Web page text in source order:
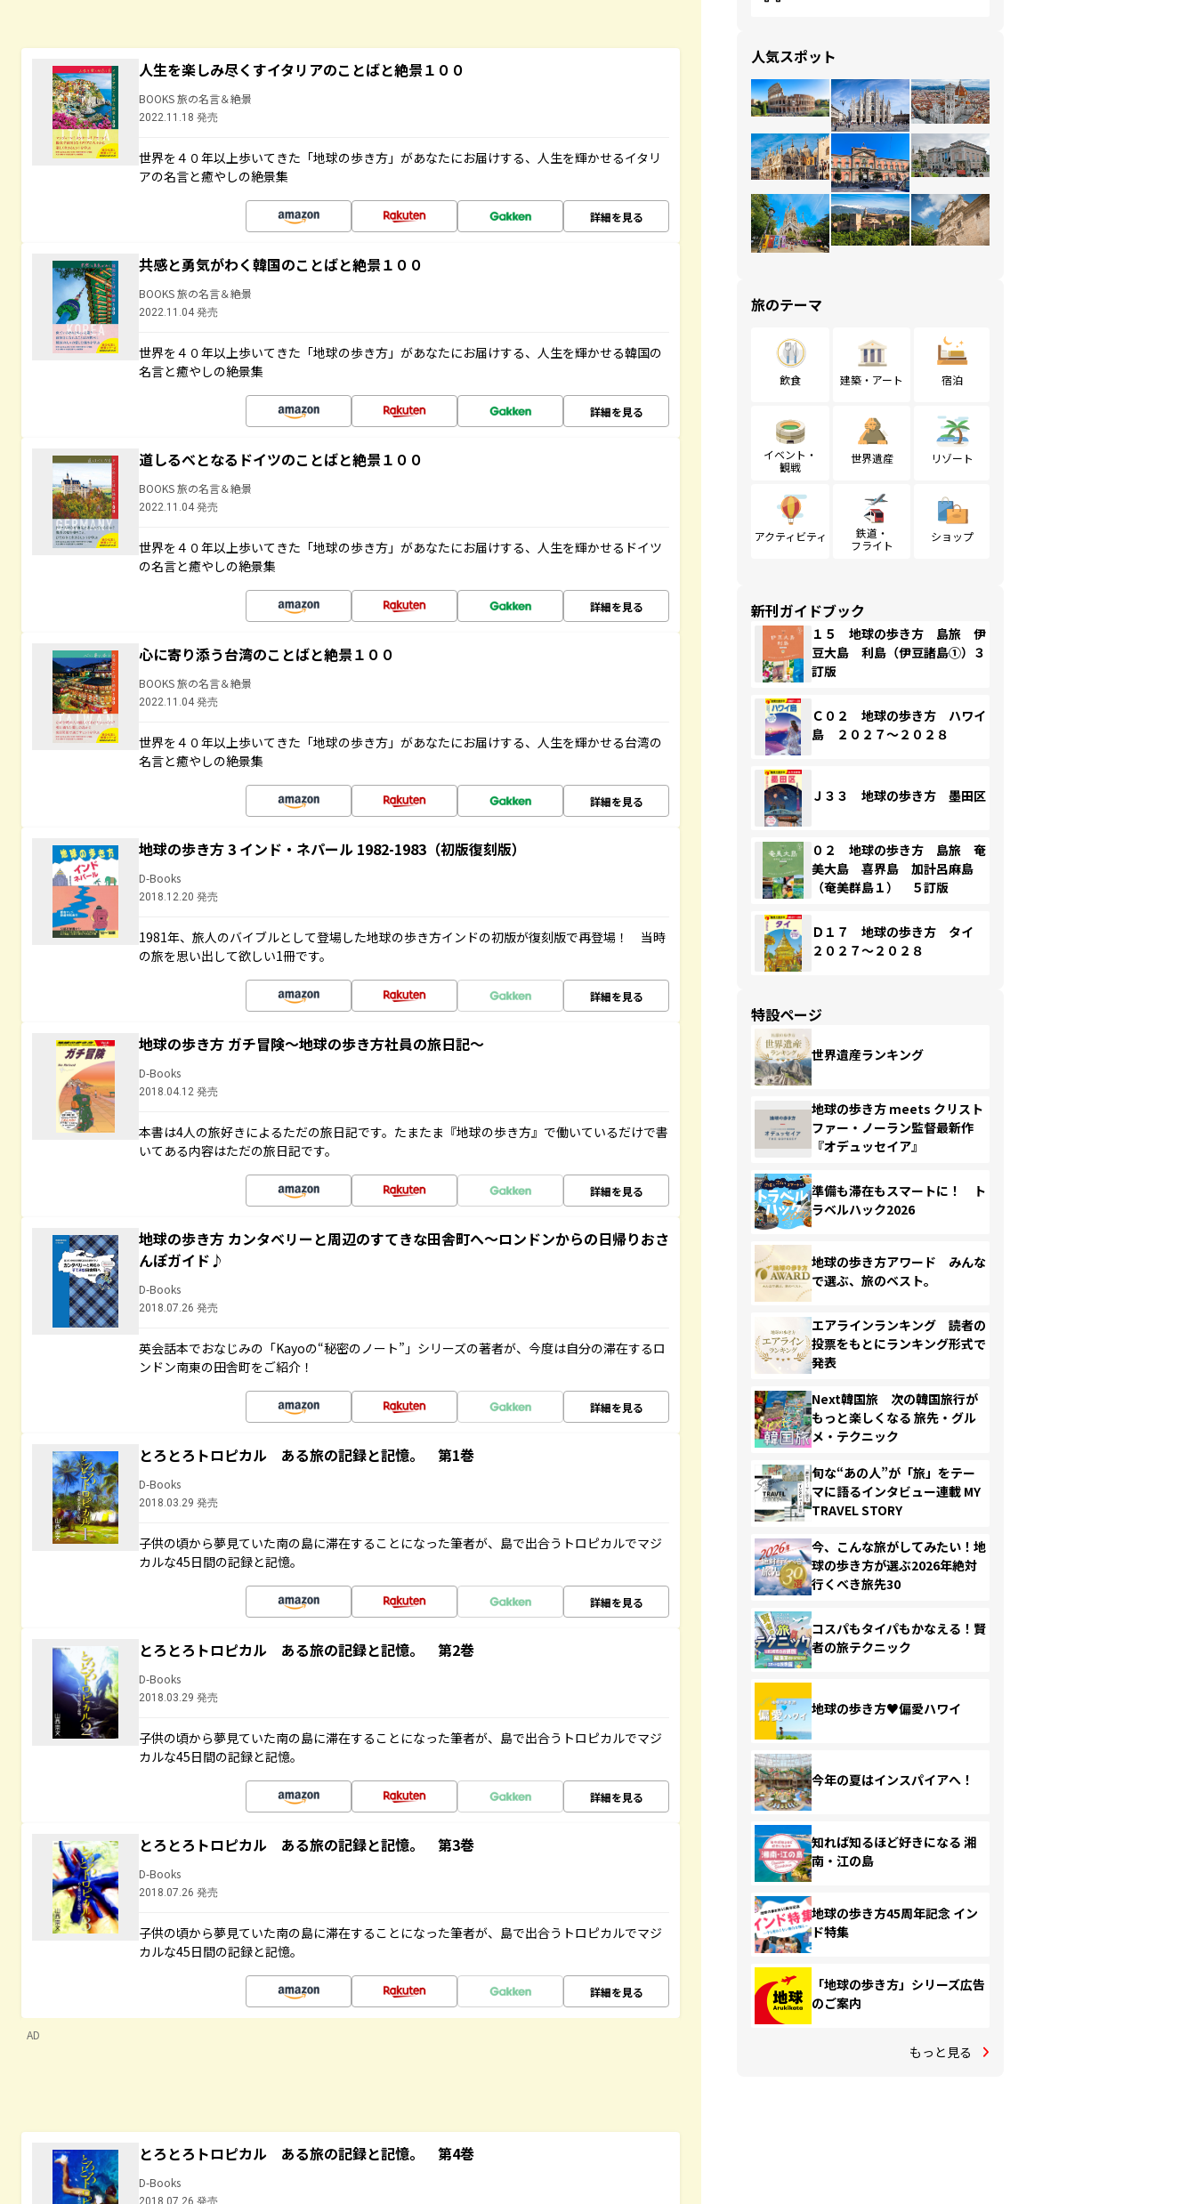
人生を楽しみ尽くすイタリアのことばと絶景１００
BOOKS 旅の名言＆絶景
2022.11.18 発売
世界を４０年以上歩いてきた「地球の歩き方」があなたにお届けする、人生を輝かせるイタリ
アの名言と癒やしの絶景集
詳細を見る
共感と勇気がわく韓国のことばと絶景１００
BOOKS 旅の名言＆絶景
2022.11.04 発売
世界を４０年以上歩いてきた「地球の歩き方」があなたにお届けする、人生を輝かせる韓国の
名言と癒やしの絶景集
詳細を見る
道しるべとなるドイツのことばと絶景１００
BOOKS 旅の名言＆絶景
2022.11.04 発売
世界を４０年以上歩いてきた「地球の歩き方」があなたにお届けする、人生を輝かせるドイツ
の名言と癒やしの絶景集
詳細を見る
心に寄り添う台湾のことばと絶景１００
BOOKS 旅の名言＆絶景
2022.11.04 発売
世界を４０年以上歩いてきた「地球の歩き方」があなたにお届けする、人生を輝かせる台湾の
名言と癒やしの絶景集
詳細を見る
地球の歩き方 3 インド・ネパール 1982-1983（初版復刻版）
D-Books
2018.12.20 発売
1981年、旅人のバイブルとして登場した地球の歩き方インドの初版が復刻版で再登場！ 当時
の旅を思い出して欲しい1冊です。
詳細を見る
地球の歩き方 ガチ冒険～地球の歩き方社員の旅日記～
D-Books
2018.04.12 発売
本書は4人の旅好きによるただの旅日記です。たまたま『地球の歩き方』で働いているだけで書
いてある内容はただの旅日記です。
詳細を見る
地球の歩き方 カンタベリーと周辺のすてきな田舎町へ～ロンドンからの日帰りおさ
んぽガイド♪
D-Books
2018.07.26 発売
英会話本でおなじみの「Kayoの“秘密のノート”」シリーズの著者が、今度は自分の滞在するロ
ンドン南東の田舎町をご紹介！
詳細を見る
とろとろトロピカル ある旅の記録と記憶。 第1巻
D-Books
2018.03.29 発売
子供の頃から夢見ていた南の島に滞在することになった筆者が、島で出合うトロピカルでマジ
カルな45日間の記録と記憶。
詳細を見る
とろとろトロピカル ある旅の記録と記憶。 第2巻
D-Books
2018.03.29 発売
子供の頃から夢見ていた南の島に滞在することになった筆者が、島で出合うトロピカルでマジ
カルな45日間の記録と記憶。
詳細を見る
とろとろトロピカル ある旅の記録と記憶。 第3巻
D-Books
2018.07.26 発売
子供の頃から夢見ていた南の島に滞在することになった筆者が、島で出合うトロピカルでマジ
カルな45日間の記録と記憶。
詳細を見る
AD
とろとろトロピカル ある旅の記録と記憶。 第4巻
D-Books
2018.07.26 発売
人気スポット
旅のテーマ
飲食 建築・アート 宿泊
イベント・
観戦
世界遺産 リゾート
アクティビティ
鉄道・
フライト
ショップ
新刊ガイドブック
１５ 地球の歩き方 島旅 伊
豆大島 利島（伊豆諸島①）３
訂版
Ｃ０２ 地球の歩き方 ハワイ
島 ２０２７～２０２８
Ｊ３３ 地球の歩き方 墨田区
０２ 地球の歩き方 島旅 奄
美大島 喜界島 加計呂麻島
（奄美群島１） ５訂版
Ｄ１７ 地球の歩き方 タイ
２０２７～２０２８
特設ページ
世界遺産ランキング
地球の歩き方 meets クリスト
ファー・ノーラン監督最新作
『オデュッセイア』
準備も滞在もスマートに！ ト
ラベルハック2026
地球の歩き方アワード みんな
で選ぶ、旅のベスト。
エアラインランキング 読者の
投票をもとにランキング形式で
発表
Next韓国旅 次の韓国旅行が
もっと楽しくなる 旅先・グル
メ・テクニック
旬な“あの人”が「旅」をテー
マに語るインタビュー連載 MY
TRAVEL STORY
今、こんな旅がしてみたい！地
球の歩き方が選ぶ2026年絶対
行くべき旅先30
コスパもタイパもかなえる！賢
者の旅テクニック
地球の歩き方♥偏愛ハワイ
今年の夏はインスパイアへ！
知れば知るほど好きになる 湘
南・江の島
地球の歩き方45周年記念 イン
ド特集
「地球の歩き方」シリーズ広告
のご案内
もっと見る